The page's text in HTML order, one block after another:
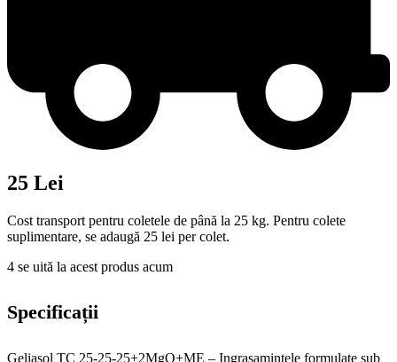
25 Lei
Cost transport pentru coletele de până la 25 kg. Pentru colete
suplimentare, se adaugă 25 lei per colet.
4 se uită la acest produs acum
Specificații
Geliasol TC 25-25-25+2MgO+ME – Ingrasamintele formulate sub